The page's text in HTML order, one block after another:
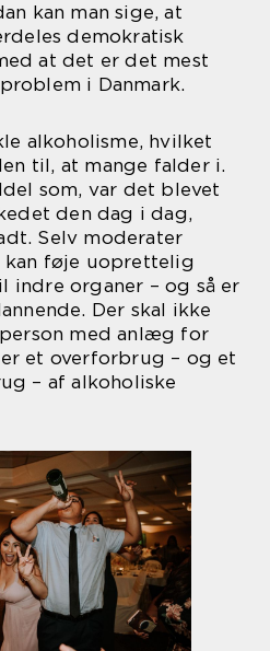
kan man sige, at
demokratisk
at det er det mest
i Danmark.
alkoholisme, hvilket
til, at mange falder i.
som, var det blevet
den dag i dag,
Selv moderater
føje uoprettelig
indre organer – og så er
Der skal ikke
med anlæg for
et overforbrug – og et
– af alkoholiske